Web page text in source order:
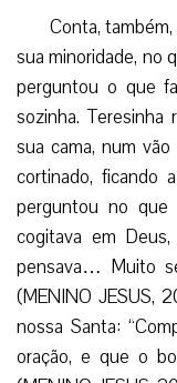
Conta,
sua minoridade, no
perguntou o que
sozinha.
sua cama, num
cortinado, ficando
perguntou no que
cogitava em
pensava… Muito
(MENINO JESUS,
nossa Santa:
oração, e que o